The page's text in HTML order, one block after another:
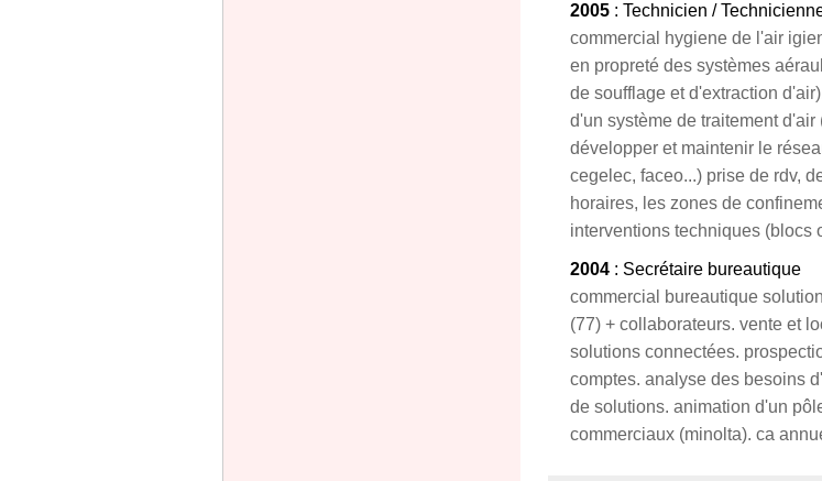
2005 : Technicien /
commercial hygiene de l'air
en propreté des systèmes
de soufflage et d'extraction
d'un système de traitement
développer et maintenir le
cegelec, faceo...) prise de rdv,
horaires, les zones de
interventions techniques (blocs
2004 : Secrétaire bureautique
commercial bureautique
(77) + collaborateurs. vente et
solutions connectées.
comptes. analyse des besoins
de solutions. animation d'un
commerciaux (minolta). ca